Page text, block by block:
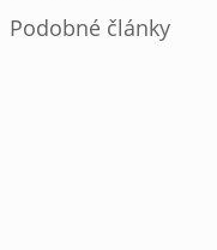
Podobné články